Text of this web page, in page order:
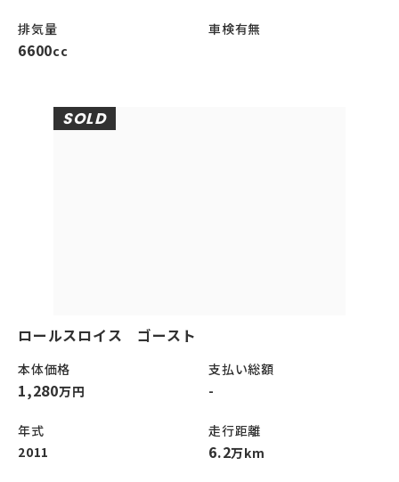
排気量
6600cc
車検有無
SOLD
ロールスロイス ゴースト
本体価格
1,280万円
支払い総額
-
年式
2011
走行距離
6.2万km